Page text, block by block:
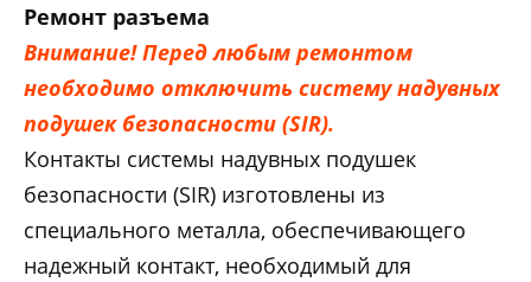
Ремонт разъема
Внимание! Перед любым ремонтом
необходимо отключить систему надувных
подушек безопасности (SIR).
Контакты системы надувных подушек
безопасности (SIR) изготовлены из
специального металла, обеспечивающего
надежный контакт, необходимый для